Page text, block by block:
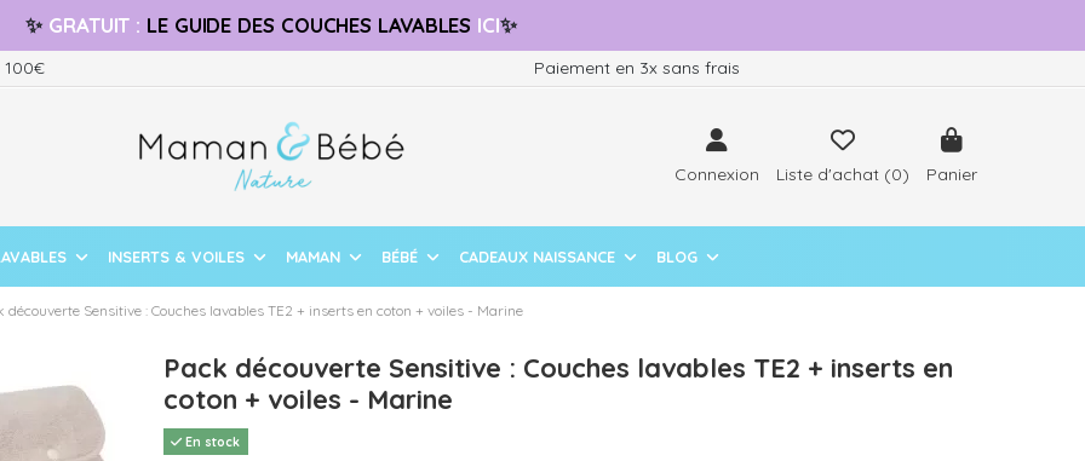
✨ GRATUIT : LE GUIDE DES COUCHES LAVABLES ICI✨
Paiement en 3x sans frais
Connexion Liste d'achat (0) Panier
INSERTS & VOILES MAMAN BÉBÉ CADEAUX NAISSANCE BLOG
découverte Sensitive : Couches lavables TE2 + inserts en coton + voiles - Marine
Pack découverte Sensitive : Couches lavables TE2 + inserts en
coton + voiles - Marine
En stock